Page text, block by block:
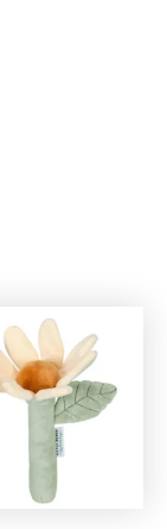
Huidige
prijs
is:
€6,28.